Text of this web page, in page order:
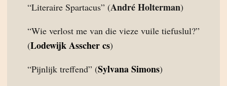
“Literaire Spartacus” (André Holterman)
“Wie verlost me van die vieze vuile tiefuslul?”
(Lodewijk Asscher cs)
“Pijnlijk treffend” (Sylvana Simons)